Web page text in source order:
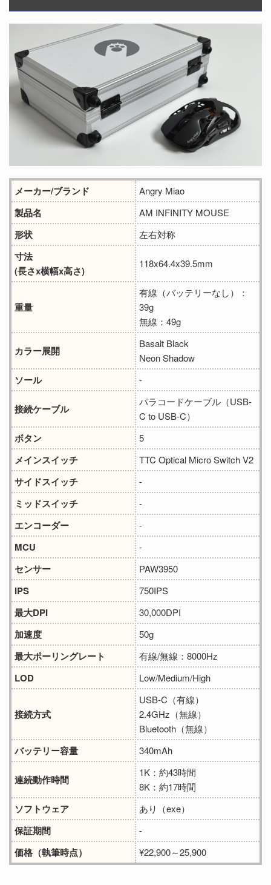
メーカー/ブランド Angry Miao
製品名 AM INFINITY MOUSE
形状 左右対称
寸法
(長さx横幅x高さ)
118x64.4x39.5mm
重量
有線（バッテリーなし）：
39g
無線：49g
カラー展開
Basalt Black
Neon Shadow
ソール -
接続ケーブル
パラコードケーブル（USB-
C to USB-C）
ボタン 5
メインスイッチ TTC Optical Micro Switch V2
サイドスイッチ -
ミッドスイッチ -
エンコーダー -
MCU -
センサー PAW3950
IPS 750IPS
最大DPI 30,000DPI
加速度 50g
最大ポーリングレート 有線/無線：8000Hz
LOD Low/Medium/High
接続方式
USB-C（有線）
2.4GHz（無線）
Bluetooth（無線）
バッテリー容量 340mAh
連続動作時間
1K：約43時間
8K：約17時間
ソフトウェア あり（exe）
保証期間 -
価格（執筆時点） ¥22,900～25,900